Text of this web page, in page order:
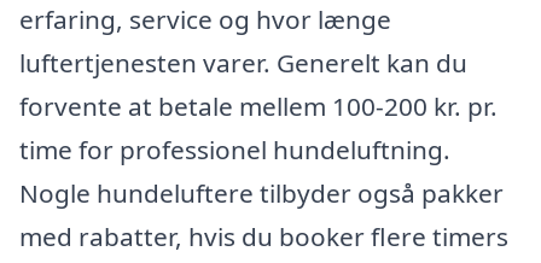
erfaring, service og hvor længe
luftertjenesten varer. Generelt kan du
forvente at betale mellem 100-200 kr. pr.
time for professionel hundeluftning.
Nogle hundeluftere tilbyder også pakker
med rabatter, hvis du booker flere timers